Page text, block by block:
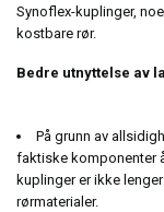
Synoflex-kuplinger,
kostbare rør.
Bedre utnyttelse av
På grunn av
faktiske komponenter
kuplinger er ikke
rørmaterialer.